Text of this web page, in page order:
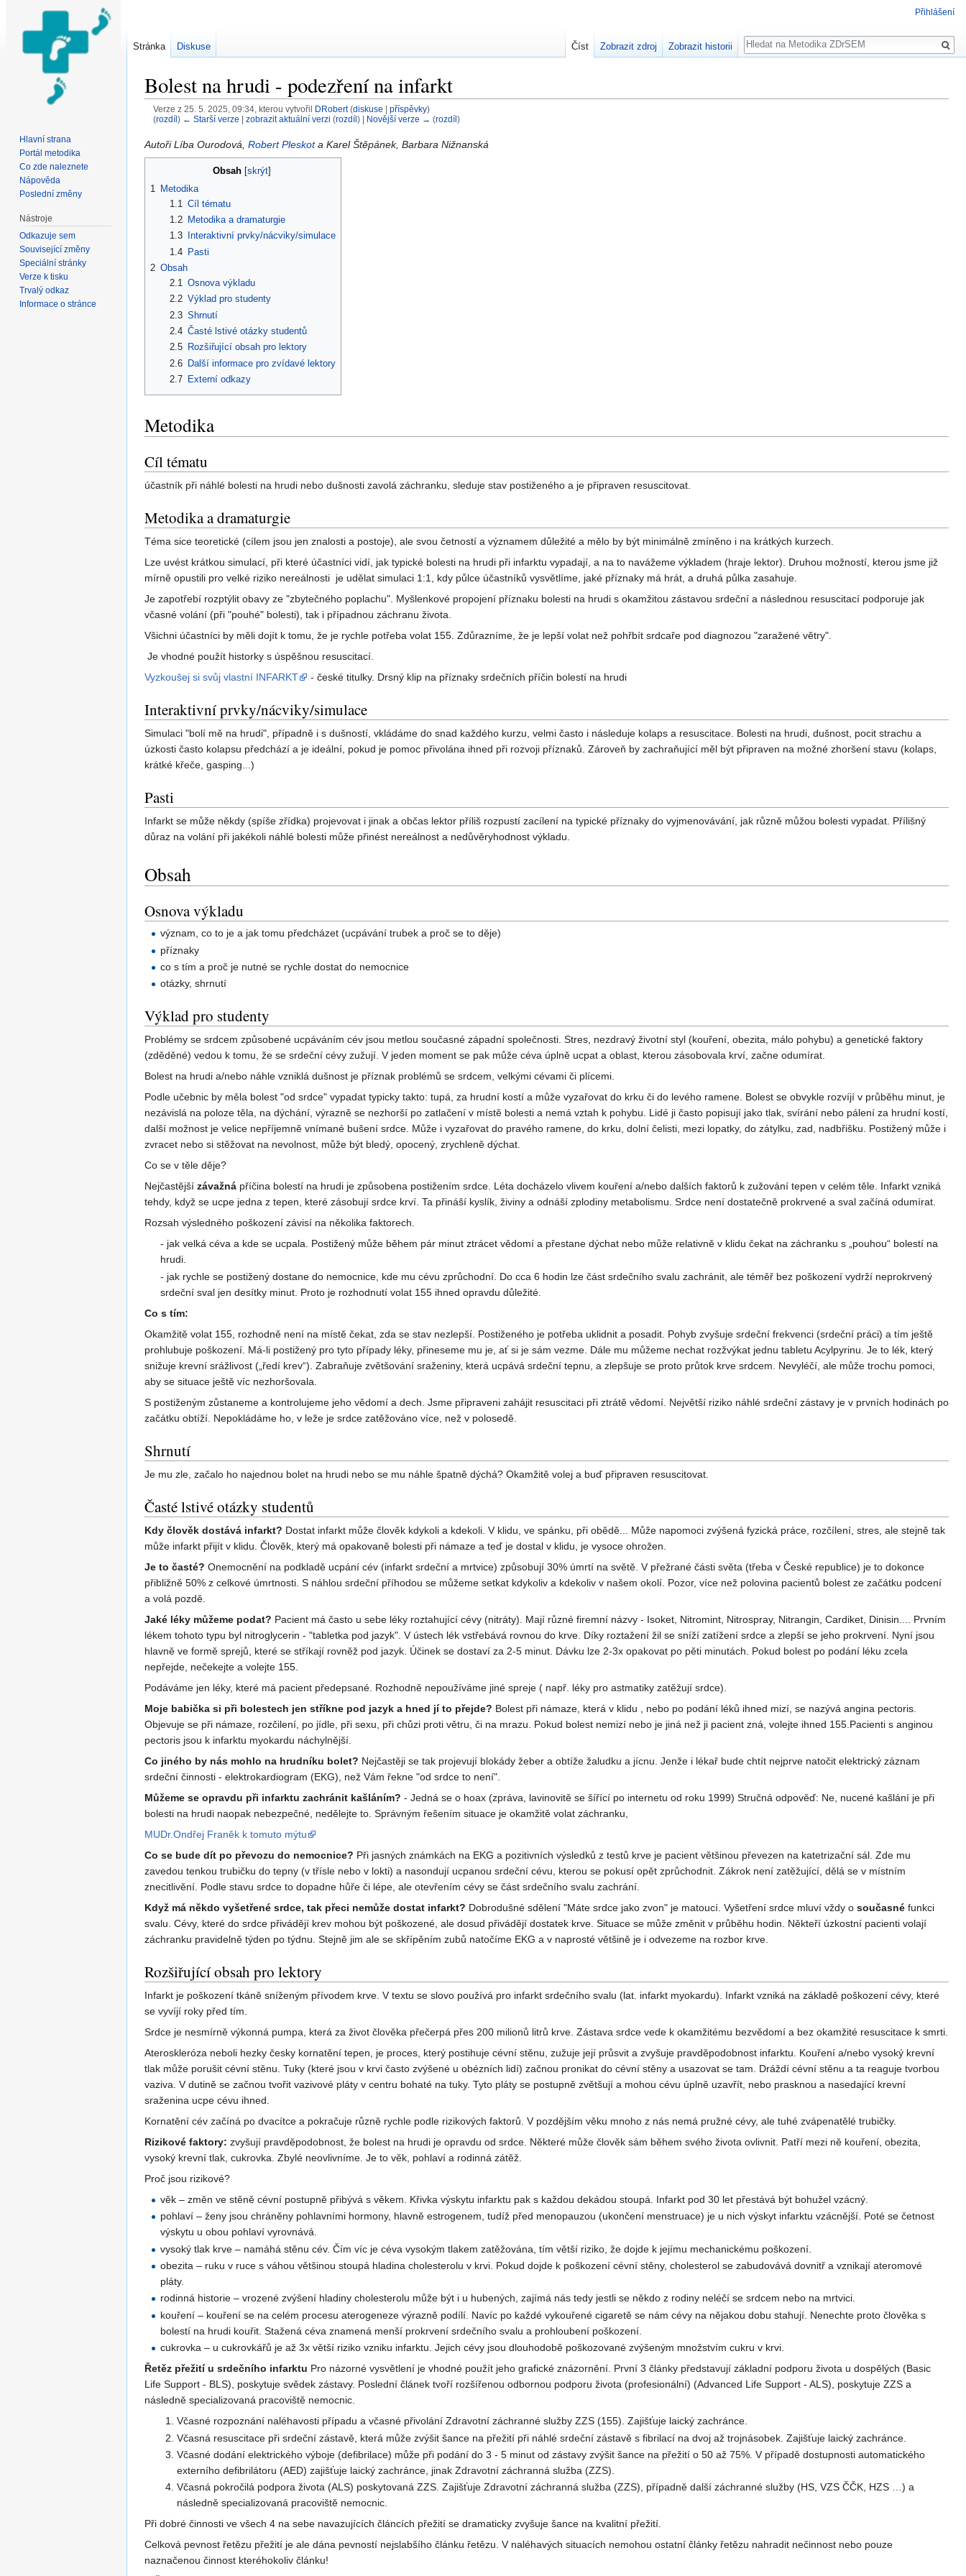
Bolest na hrudi - podezření na infarkt
Verze z 25. 5. 2025, 09:34, kterou vytvořil DRobert (diskuse příspěvky)
(rozdíl ) ← Starší verze zobrazit aktuální verzi (rozdíl ) | Novější verze → (rozdíl )
Autoři Líba Ourodová, Robert Pleskota Karel Štěpánek, Barbara Nižnanská
Obsah[skrýt]
1
Metodika
1.1 Cíl tématu
1.2
Metodika a dramaturgie
1.3
Interaktivní prvky/nácviky/simulace
1.4 Pasti
2 Obsah
2.1
Osnova výkladu
2.2 Výklad pro studenty
2.3 Shrnutí
2.4 Časté lstivé otázky studentů
2.5
Rozšiřující obsah pro lektory
2.6 Další informace pro zvídavé lektory
2.7
Externí odkazy
Metodika
Cíl tématu
účastník při náhlé bolesti na hrudi nebo dušnosti zavolá záchranku, sleduje stav postiženého a je připraven resuscitovat.
Metodika a dramaturgie
Téma sice teoretické (cílem jsou jen znalosti a postoje), ale svou četností a významem důležité a mělo by být minimálně zmíněno i na krátkých kurzech.
Lze uvést krátkou simulací, při které účastníci vidí, jak typické bolesti na hrudi při infarktu vypadají, a na to navážeme výkladem (hraje lektor). Druhou možností, kterou jsme již
mírně opustili pro velké riziko nereálnosti je udělat simulaci 1:1, kdy půlce účastníků vysvětlíme, jaké příznaky má hrát, a druhá půlka zasahuje.
Je zapotřebí rozptýlit obavy ze "zbytečného poplachu". Myšlenkové propojení příznaku bolesti na hrudi s okamžitou zástavou srdeční a následnou resuscitací podporuje jak
včasné volání (při "pouhé" bolesti), tak i případnou záchranu života.
Všichni účastníci by měli dojít k tomu, že je rychle potřeba volat 155. Zdůrazníme, že je lepší volat než pohřbít srdcaře pod diagnozou "zaražené větry".
Je vhodné použít historky s úspěšnou resuscitací.
Vyzkoušej si svůj vlastní INFARKT
- české titulky. Drsný klip na příznaky srdečních příčin bolestí na hrudi
Interaktivní prvky/nácviky/simulace
Simulaci "bolí mě na hrudi", případně i s dušností, vkládáme do snad každého kurzu, velmi často i následuje kolaps a resuscitace. Bolesti na hrudi, dušnost, pocit strachu a
úzkosti často kolapsu předchází a je ideální, pokud je pomoc přivolána ihned při rozvoji příznaků. Zároveň by zachraňující měl být připraven na možné zhoršení stavu (kolaps,
krátké křeče, gasping...)
Pasti
Infarkt se může někdy (spíše zřídka) projevovat i jinak a občas lektor příliš rozpustí zacílení na typické příznaky do vyjmenovávání, jak různě můžou bolesti vypadat. Přílišný
důraz na volání při jakékoli náhlé bolesti může přinést nereálnost a nedůvěryhodnost výkladu.
Obsah
Osnova výkladu
význam, co to je a jak tomu předcházet (ucpávání trubek a proč se to děje)
příznaky
co s tím a proč je nutné se rychle dostat do nemocnice
otázky, shrnutí
Výklad pro studenty
Problémy se srdcem způsobené ucpáváním cév jsou metlou současné západní společnosti. Stres, nezdravý životní styl (kouření, obezita, málo pohybu) a genetické faktory
(zděděné) vedou k tomu, že se srdeční cévy zužují. V jeden moment se pak může céva úplně ucpat a oblast, kterou zásobovala krví, začne odumírat.
Bolest na hrudi a/nebo náhle vzniklá dušnost je příznak problémů se srdcem, velkými cévami či plícemi.
Podle učebnic by měla bolest "od srdce" vypadat typicky takto: tupá, za hrudní kostí a může vyzařovat do krku či do levého ramene. Bolest se obvykle rozvíjí v průběhu minut, je
nezávislá na poloze těla, na dýchání, výrazně se nezhorší po zatlačení v místě bolesti a nemá vztah k pohybu. Lidé ji často popisují jako tlak, svírání nebo pálení za hrudní kostí,
další možnost je velice nepříjemně vnímané bušení srdce. Může i vyzařovat do pravého ramene, do krku, dolní čelisti, mezi lopatky, do zátylku, zad, nadbřišku. Postižený může i
zvracet nebo si stěžovat na nevolnost, může být bledý, opocený, zrychleně dýchat.
Co se v těle děje?
Nejčastější závažná příčina bolestí na hrudi je způsobena postižením srdce. Léta docházelo vlivem kouření a/nebo dalších faktorů k zužování tepen v celém těle. Infarkt vzniká
tehdy, když se ucpe jedna z tepen, které zásobují srdce krví. Ta přináší kyslík, živiny a odnáší zplodiny metabolismu. Srdce není dostatečně prokrvené a sval začíná odumírat.
Rozsah výsledného poškození závisí na několika faktorech.
- jak velká céva a kde se ucpala. Postižený může během pár minut ztrácet vědomí a přestane dýchat nebo může relativně v klidu čekat na záchranku s „pouhou“ bolestí na
hrudi.
- jak rychle se postižený dostane do nemocnice, kde mu cévu zprůchodní. Do cca 6 hodin lze část srdečního svalu zachránit, ale téměř bez poškození vydrží neprokrvený
srdeční sval jen desítky minut. Proto je rozhodnutí volat 155 ihned opravdu důležité.
Co s tím:
Okamžitě volat 155, rozhodně není na místě čekat, zda se stav nezlepší. Postiženého je potřeba uklidnit a posadit. Pohyb zvyšuje srdeční frekvenci (srdeční práci) a tím ještě
prohlubuje poškození. Má-li postižený pro tyto případy léky, přineseme mu je, ať si je sám vezme. Dále mu můžeme nechat rozžvýkat jednu tabletu Acylpyrinu. Je to lék, který
snižuje krevní srážlivost („ředí krev“). Zabraňuje zvětšování sraženiny, která ucpává srdeční tepnu, a zlepšuje se proto průtok krve srdcem. Nevyléčí, ale může trochu pomoci,
aby se situace ještě víc nezhoršovala.
S postiženým zůstaneme a kontrolujeme jeho vědomí a dech. Jsme připraveni zahájit resuscitaci při ztrátě vědomí. Největší riziko náhlé srdeční zástavy je v prvních hodinách po
začátku obtíží. Nepokládáme ho, v leže je srdce zatěžováno více, než v polosedě.
Shrnutí
Je mu zle, začalo ho najednou bolet na hrudi nebo se mu náhle špatně dýchá? Okamžitě volej a buď připraven resuscitovat.
Časté lstivé otázky studentů
Kdy člověk dostává infarkt? Dostat infarkt může člověk kdykoli a kdekoli. V klidu, ve spánku, při obědě... Může napomoci zvýšená fyzická práce, rozčílení, stres, ale stejně tak
může infarkt přijít v klidu. Člověk, který má opakovaně bolesti při námaze a teď je dostal v klidu, je vysoce ohrožen.
Je to časté? Onemocnění na podkladě ucpání cév (infarkt srdeční a mrtvice) způsobují 30% úmrtí na světě. V přežrané části světa (třeba v České republice) je to dokonce
přibližně 50% z celkové úmrtnosti. S náhlou srdeční příhodou se můžeme setkat kdykoliv a kdekoliv v našem okolí. Pozor, více než polovina pacientů bolest ze začátku podcení
a volá pozdě.
Jaké léky můžeme podat? Pacient má často u sebe léky roztahující cévy (nitráty). Mají různé firemní názvy - Isoket, Nitromint, Nitrospray, Nitrangin, Cardiket, Dinisin.... Prvním
lékem tohoto typu byl nitroglycerin - "tabletka pod jazyk". V ústech lék vstřebává rovnou do krve. Díky roztažení žil se sníží zatížení srdce a zlepší se jeho prokrvení. Nyní jsou
hlavně ve formě sprejů, které se stříkají rovněž pod jazyk. Účinek se dostaví za 2-5 minut. Dávku lze 2-3x opakovat po pěti minutách. Pokud bolest po podání léku zcela
nepřejde, nečekejte a volejte 155.
Podáváme jen léky, které má pacient předepsané. Rozhodně nepoužíváme jiné spreje ( např. léky pro astmatiky zatěžují srdce).
Moje babička si při bolestech jen stříkne pod jazyk a hned jí to přejde? Bolest při námaze, která v klidu , nebo po podání léků ihned mizí, se nazývá angina pectoris.
Objevuje se při námaze, rozčilení, po jídle, při sexu, při chůzi proti větru, či na mrazu. Pokud bolest nemizí nebo je jiná než ji pacient zná, volejte ihned 155.Pacienti s anginou
pectoris jsou k infarktu myokardu náchylnější.
Co jiného by nás mohlo na hrudníku bolet? Nejčastěji se tak projevují blokády žeber a obtíže žaludku a jícnu. Jenže i lékař bude chtít nejprve natočit elektrický záznam
srdeční činnosti - elektrokardiogram (EKG), než Vám řekne "od srdce to není".
Můžeme se opravdu při infarktu zachránit kašláním? - Jedná se o hoax (zpráva, lavinovitě se šířící po internetu od roku 1999) Stručná odpověď: Ne, nucené kašlání je při
bolesti na hrudi naopak nebezpečné, nedělejte to. Správným řešením situace je okamžitě volat záchranku,
MUDr.Ondřej Franěk k tomuto mýtu
Co se bude dít po převozu do nemocnice? Při jasných známkách na EKG a pozitivních výsledků z testů krve je pacient většinou převezen na katetrizační sál. Zde mu
zavedou tenkou trubičku do tepny (v třísle nebo v lokti) a nasondují ucpanou srdeční cévu, kterou se pokusí opět zprůchodnit. Zákrok není zatěžující, dělá se v místním
znecitlivění. Podle stavu srdce to dopadne hůře či lépe, ale otevřením cévy se část srdečního svalu zachrání.
Když má někdo vyšetřené srdce, tak přeci nemůže dostat infarkt? Dobrodušné sdělení "Máte srdce jako zvon" je matoucí. Vyšetření srdce mluví vždy o současné funkci
svalu. Cévy, které do srdce přivádějí krev mohou být poškozené, ale dosud přivádějí dostatek krve. Situace se může změnit v průběhu hodin. Někteří úzkostní pacienti volají
záchranku pravidelně týden po týdnu. Stejně jim ale se skřípěním zubů natočíme EKG a v naprosté většině je i odvezeme na rozbor krve.
Rozšiřující obsah pro lektory
Infarkt je poškození tkáně sníženým přívodem krve. V textu se slovo používá pro infarkt srdečního svalu (lat. infarkt myokardu). Infarkt vzniká na základě poškození cévy, které
se vyvíjí roky před tím.
Srdce je nesmírně výkonná pumpa, která za život člověka přečerpá přes 200 milionů litrů krve. Zástava srdce vede k okamžitému bezvědomí a bez okamžité resuscitace k smrti.
Ateroskleróza neboli hezky česky kornatění tepen, je proces, který postihuje cévní stěnu, zužuje její průsvit a zvyšuje pravděpodobnost infarktu. Kouření a/nebo vysoký krevní
tlak může porušit cévní stěnu. Tuky (které jsou v krvi často zvýšené u obézních lidí) začnou pronikat do cévní stěny a usazovat se tam. Dráždí cévní stěnu a ta reaguje tvorbou
vaziva. V dutině se začnou tvořit vazivové pláty v centru bohaté na tuky. Tyto pláty se postupně zvětšují a mohou cévu úplně uzavřít, nebo prasknou a nasedající krevní
sraženina ucpe cévu ihned.
Kornatění cév začíná po dvacítce a pokračuje různě rychle podle rizikových faktorů. V pozdějším věku mnoho z nás nemá pružné cévy, ale tuhé zvápenatělé trubičky.
Rizikové faktory: zvyšují pravděpodobnost, že bolest na hrudi je opravdu od srdce. Některé může člověk sám během svého života ovlivnit. Patří mezi ně kouření, obezita,
vysoký krevní tlak, cukrovka. Zbylé neovlivníme. Je to věk, pohlaví a rodinná zátěž.
Proč jsou rizikové?
věk – změn ve stěně cévní postupně přibývá s věkem. Křivka výskytu infarktu pak s každou dekádou stoupá. Infarkt pod 30 let přestává být bohužel vzácný.
pohlaví – ženy jsou chráněny pohlavními hormony, hlavně estrogenem, tudíž před menopauzou (ukončení menstruace) je u nich výskyt infarktu vzácnější. Poté se četnost
výskytu u obou pohlaví vyrovnává.
vysoký tlak krve – namáhá stěnu cév. Čím víc je céva vysokým tlakem zatěžována, tím větší riziko, že dojde k jejímu mechanickému poškození.
obezita – ruku v ruce s váhou většinou stoupá hladina cholesterolu v krvi. Pokud dojde k poškození cévní stěny, cholesterol se zabudovává dovnitř a vznikají ateromové
pláty.
rodinná historie – vrozené zvýšení hladiny cholesterolu může být i u hubených, zajímá nás tedy jestli se někdo z rodiny neléčí se srdcem nebo na mrtvici.
kouření – kouření se na celém procesu aterogeneze výrazně podílí. Navíc po každé vykouřené cigaretě se nám cévy na nějakou dobu stahují. Nenechte proto člověka s
bolestí na hrudi kouřit. Stažená céva znamená menší prokrvení srdečního svalu a prohloubení poškození.
cukrovka – u cukrovkářů je až 3x větší riziko vzniku infarktu. Jejich cévy jsou dlouhodobě poškozované zvýšeným množstvím cukru v krvi.
Řetěz přežití u srdečního infarktu Pro názorné vysvětlení je vhodné použít jeho grafické znázornění. První 3 články představují základní podporu života u dospělých (Basic
Life Support - BLS), poskytuje svědek zástavy. Poslední článek tvoří rozšířenou odbornou podporu života (profesionální) (Advanced Life Support - ALS), poskytuje ZZS a
následně specializovaná pracoviště nemocnic.
Včasné rozpoznání naléhavosti případu a včasné přivolání Zdravotní záchranné služby ZZS (155). Zajišťuje laický zachránce.
Včasná resuscitace při srdeční zástavě, která může zvýšit šance na přežití při náhlé srdeční zástavě s fibrilací na dvoj až trojnásobek. Zajišťuje laický zachránce.
Včasné dodání elektrického výboje (defibrilace) může při podání do 3 - 5 minut od zástavy zvýšit šance na přežití o 50 až 75%. V případě dostupnosti automatického
externího defibrilátoru (AED) zajišťuje laický zachránce, jinak Zdravotní záchranná služba (ZZS).
Včasná pokročilá podpora života (ALS) poskytovaná ZZS. Zajišťuje Zdravotní záchranná služba (ZZS), případně další záchranné služby (HS, VZS ČČK, HZS …) a
následně specializovaná pracoviště nemocnic.
Při dobré činnosti ve všech 4 na sebe navazujících článcích přežití se dramaticky zvyšuje šance na kvalitní přežití.
Celková pevnost řetězu přežití je ale dána pevností nejslabšího článku řetězu. V naléhavých situacích nemohou ostatní články řetězu nahradit nečinnost nebo pouze
naznačenou činnost kteréhokoliv článku!
Přihlášení
Stránka Diskuse Číst Zobrazit zdroj Zobrazit historii
Hledat
Hlavní strana
Portál metodika
Co zde naleznete
Nápověda
Poslední změny
Nástroje
Odkazuje sem
Související změny
Speciální stránky
Verze k tisku
Trvalý odkaz
Informace o stránce